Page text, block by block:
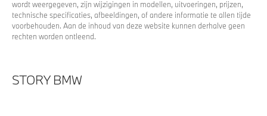
wordt weergegeven, zijn wijzigingen in modellen, uitvoeringen, prijzen,
technische specificaties, afbeeldingen, of andere informatie te allen tijde
voorbehouden. Aan de inhoud van deze website kunnen derhalve geen
rechten worden ontleend.
STORY BMW